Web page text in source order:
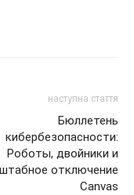
наступна стаття
Бюллетень
кибербезопасности:
Роботы, двойники и
отключение
Canvas